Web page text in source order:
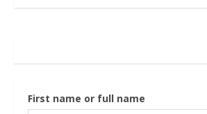
First name or full name